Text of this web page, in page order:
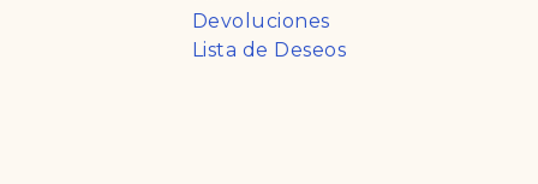
Devoluciones
Lista de Deseos